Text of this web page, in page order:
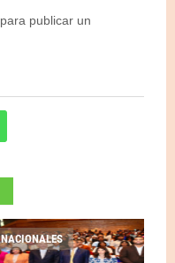
para publicar un
NACIONALES